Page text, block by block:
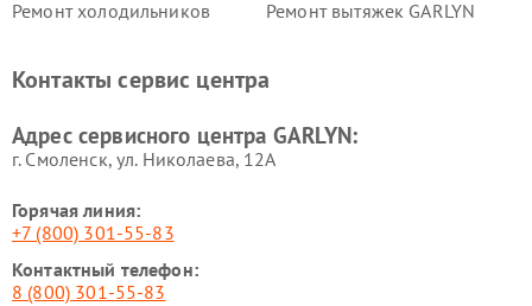
Ремонт холодильников
Ремонт вытяжек GARLYN
стеклоочистителей GARLYN
GARLYN
GARLYN
Контакты сервис центра
Адрес сервисного центра GARLYN:
г. Смоленск, ул. Николаева, 12А
Горячая линия:
+7 (800) 301-55-83
Контактный телефон:
8 (800) 301-55-83